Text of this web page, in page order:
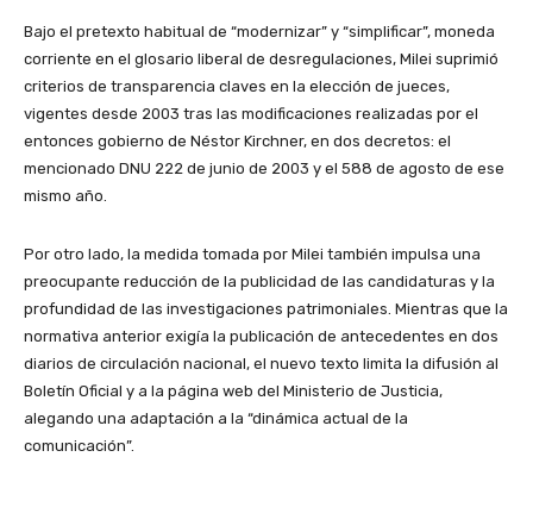
Bajo el pretexto habitual de “modernizar” y “simplificar”, moneda
corriente en el glosario liberal de desregulaciones, Milei suprimió
criterios de transparencia claves en la elección de jueces,
vigentes desde 2003 tras las modificaciones realizadas por el
entonces gobierno de Néstor Kirchner, en dos decretos: el
mencionado DNU 222 de junio de 2003 y el 588 de agosto de ese
mismo año.
Por otro lado, la medida tomada por Milei también impulsa una
preocupante reducción de la publicidad de las candidaturas y la
profundidad de las investigaciones patrimoniales. Mientras que la
normativa anterior exigía la publicación de antecedentes en dos
diarios de circulación nacional, el nuevo texto limita la difusión al
Boletín Oficial y a la página web del Ministerio de Justicia,
alegando una adaptación a la “dinámica actual de la
comunicación”.